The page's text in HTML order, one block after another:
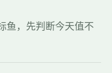
鱼，先判断今天值不